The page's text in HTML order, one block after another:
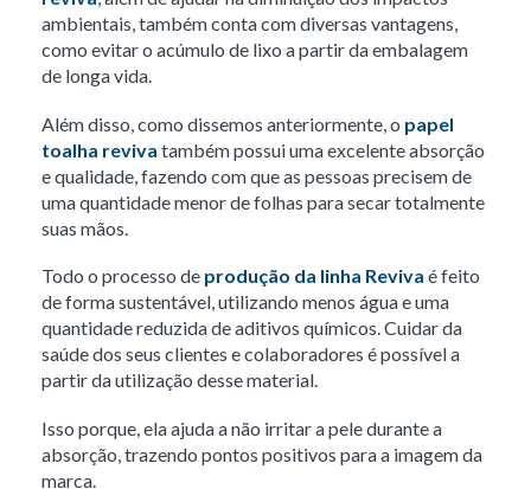
ambientais, também conta com diversas vantagens,
como evitar o acúmulo de lixo a partir da embalagem
de longa vida.
Além disso, como dissemos anteriormente, o papel
toalha reviva também possui uma excelente absorção
e qualidade, fazendo com que as pessoas precisem de
uma quantidade menor de folhas para secar totalmente
suas mãos.
Todo o processo de produção da linha Reviva é feito
de forma sustentável, utilizando menos água e uma
quantidade reduzida de aditivos químicos. Cuidar da
saúde dos seus clientes e colaboradores é possível a
partir da utilização desse material.
Isso porque, ela ajuda a não irritar a pele durante a
absorção, trazendo pontos positivos para a imagem da
marca.